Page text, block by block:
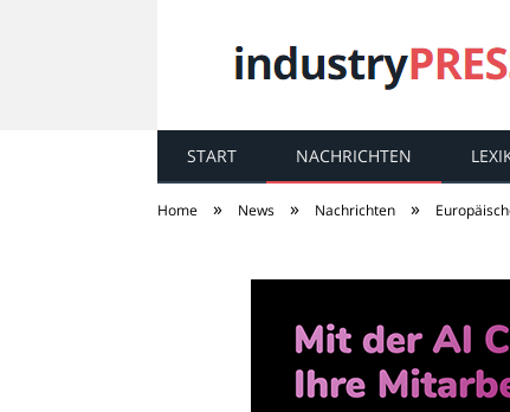
industryPRESS
START NACHRICHTEN
Home » News » Nachrichten »